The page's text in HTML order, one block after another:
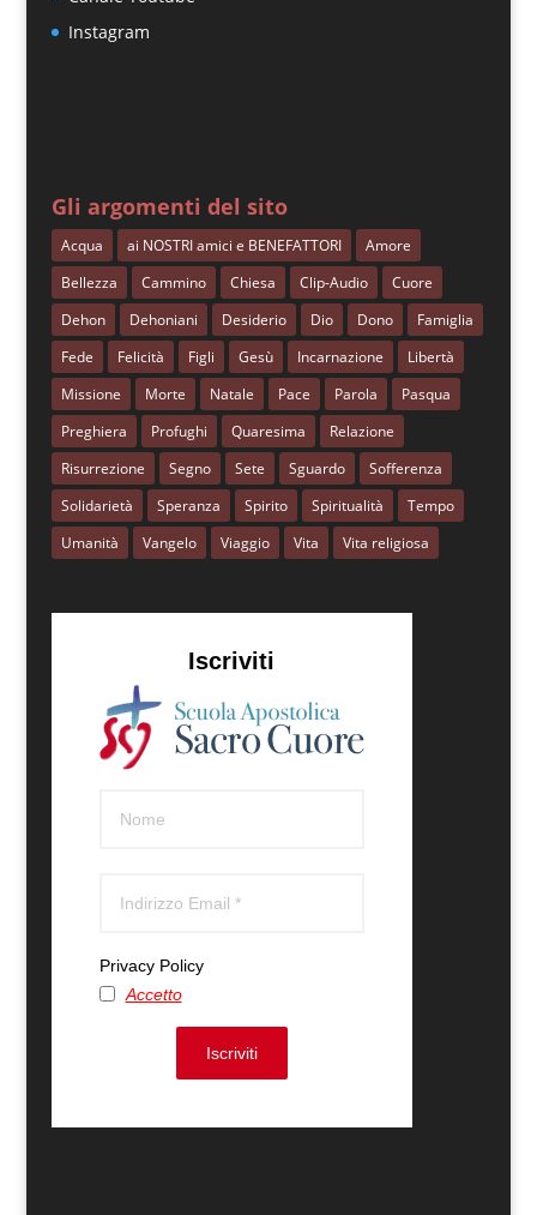
Instagram
Gli argomenti del sito
Acqua ai NOSTRI amici e BENEFATTORI
Amore
Bellezza
Cammino Chiesa Clip-Audio
Cuore
Dehon
Dehoniani Desiderio Dio Dono
Famiglia
Fede
Felicità Figli Gesù Incarnazione
Libertà
Missione
Morte Natale Pace Parola
Pasqua
Preghiera
Profughi Quaresima
Relazione
Risurrezione
Segno Sete Sguardo
Sofferenza
Solidarietà
Speranza Spirito Spiritualità
Tempo
Umanità
Vangelo Viaggio Vita Vita religiosa
Iscriviti
Privacy Policy
Accetto
Iscriviti